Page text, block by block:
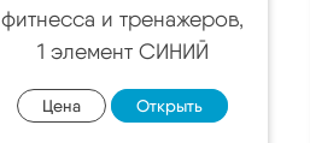
фитнесса и тренажеров,
1 элемент СИНИЙ
Цена Открыть